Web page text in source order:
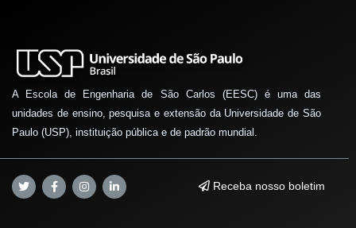
A Escola de Engenharia de São Carlos (EESC) é uma das
unidades de ensino, pesquisa e extensão da Universidade de São
Paulo (USP), instituição pública e de padrão mundial.
Receba nosso boletim